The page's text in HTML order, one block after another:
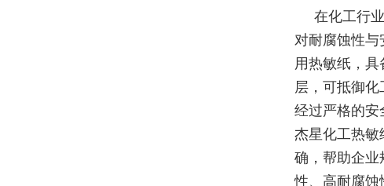
在化工行
对耐腐蚀性与
用热敏纸，
层，可抵御
经过严格的安
杰星化工热敏
确，帮助企业
性、高耐腐蚀